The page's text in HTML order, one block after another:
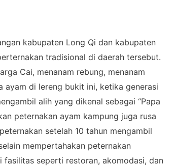
kabupaten Long Qi dan kabupaten
tradisional di daerah tersebut.
Cai, menanam rebung, menanam
ayam di lereng bukit ini, ketika generasi
alih yang dikenal sebagai “Papa
peternakan ayam kampung juga rusa
setelah 10 tahun mengambil
mempertahakan peternakan
fasilitas seperti restoran, akomodasi, dan